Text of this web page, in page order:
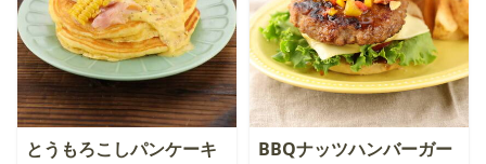
とうもろこしパンケーキ BBQナッツハンバーガー